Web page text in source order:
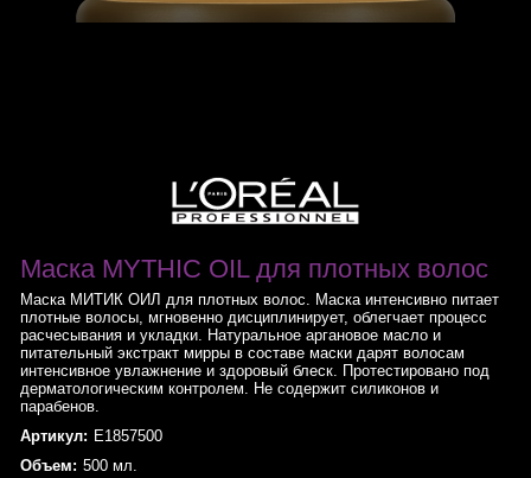
Маска MYTHIC OIL для плотных волос
Маска МИТИК ОИЛ для плотных волос. Маска интенсивно питает
плотные волосы, мгновенно дисциплинирует, облегчает процесс
расчесывания и укладки. Натуральное аргановое масло и
питательный экстракт мирры в составе маски дарят волосам
интенсивное увлажнение и здоровый блеск. Протестировано под
дерматологическим контролем. Не содержит силиконов и
парабенов.
Артикул: E1857500
Объем: 500 мл.